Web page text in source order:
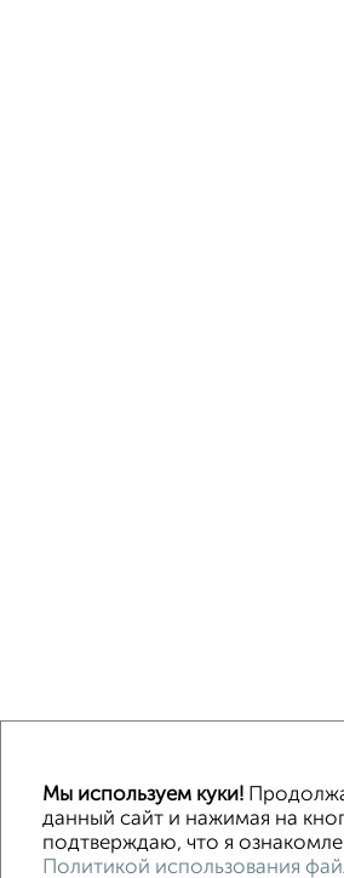
Без посредников В деревне Каркасный
Деревянный
Готовый дом Под
Мы используем куки!
данный сайт и нажимая на
подтверждаю, что я
Политикой использования